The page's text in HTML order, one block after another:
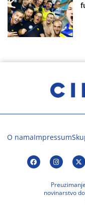
O namaImpressum
novinarstvo